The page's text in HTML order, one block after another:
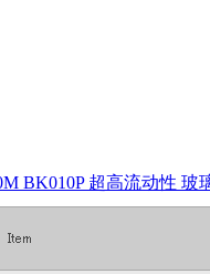
BK010P 超高流动性 玻